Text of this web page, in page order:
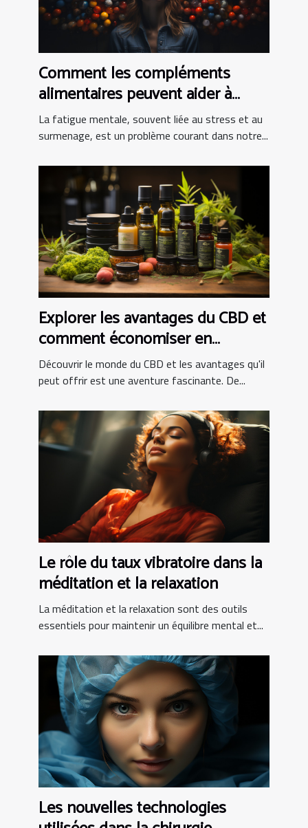
Comment les compléments
alimentaires peuvent aider à
combattre la fatigue mentale
La fatigue mentale, souvent liée au stress et au
surmenage, est un problème courant dans notre...
Explorer les avantages du CBD et
comment économiser en
achetant en ligne
Découvrir le monde du CBD et les avantages qu'il
peut offrir est une aventure fascinante. De...
Le rôle du taux vibratoire dans la
méditation et la relaxation
La méditation et la relaxation sont des outils
essentiels pour maintenir un équilibre mental et...
Les nouvelles technologies